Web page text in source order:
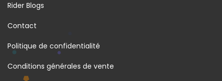
Rider Blogs
Contact
Politique de confidentialité
Conditions générales de vente